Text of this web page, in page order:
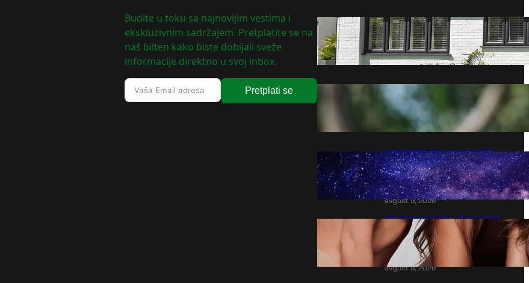
Budite u toku sa najnovijim vestima i
ekskluzivnim sadržajem. Pretplatite se na
naš bilten kako biste dobijali sveže
informacije direktno u svoj inbox.
Pretplati se
Montažna kuća od 100
kvadrata: Koliko stvarno košta
avgust 9, 2026
Sajns: &quot;Bio sam u
šoku&quot;
avgust 9, 2026
Astronomi prvi put ispratili
eksplozivnu smrt ogromne
zvijezde gotovo od početka do
kraja
avgust 9, 2026
Od Ovna do Riba: Pogledajte
koja slavna lepotica pripada
baš vašem horoskopskom
znaku
avgust 9, 2026